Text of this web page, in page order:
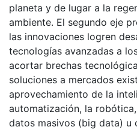
planeta y de lugar a la
ambiente. El segundo eje
las innovaciones logren
tecnologías avanzadas a
acortar brechas
soluciones a mercados
aprovechamiento de la
automatización, la
datos masivos (big data) u